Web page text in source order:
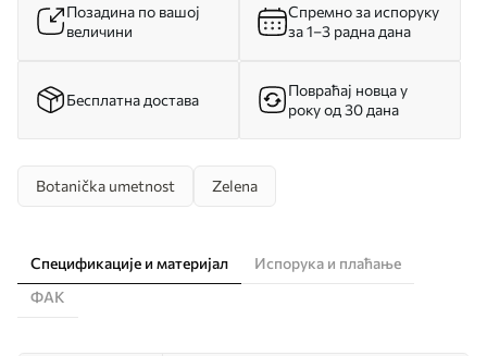
Позадина по вашој
величини
Спремно за испоруку
за 1–3 радна дана
Бесплатна достава
Повраћај новца у
року од 30 дана
Botanička umetnost Zelena
Спецификације и материјал
Испорука и плаћање
ФАК